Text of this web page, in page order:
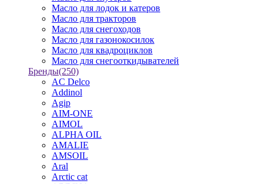
Масло для лодок и катеров
Масло для тракторов
Масло для снегоходов
Масло для газонокосилок
Масло для квадроциклов
Масло для снегооткидывателей
Бренды(250)
AC Delco
Addinol
Agip
AIM-ONE
AIMOL
ALPHA OIL
AMALIE
AMSOIL
Aral
Arctic cat